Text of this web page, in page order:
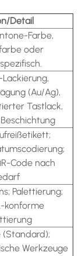
Detail
Farbe,
oder
(Au/Ag),
Tastlack,
Code nach
Palettierung;
konforme
(Standard);
Werkzeuge